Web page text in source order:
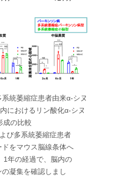
統萎縮症患者由来α-シヌ
におけるリン酸化α-シヌ
成の比較
び多系統萎縮症患者
をマウス脳線条体へ
1年の経過で、脳内の
凝集を確認しまし